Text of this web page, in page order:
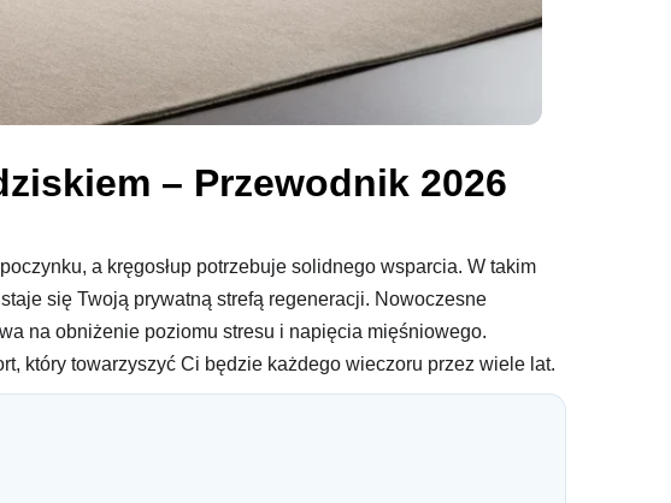
– Przewodnik 2026
a kręgosłup potrzebuje solidnego wsparcia. W takim
się Twoją prywatną strefą regeneracji. Nowoczesne
na obniżenie poziomu stresu i napięcia mięśniowego.
który towarzyszyć Ci będzie każdego wieczoru przez wiele lat.